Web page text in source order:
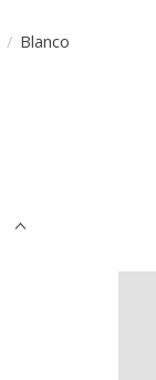
/ Blanco